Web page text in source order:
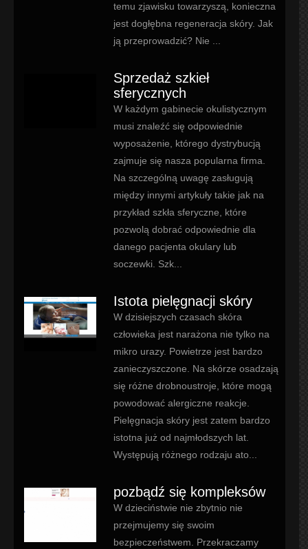
temu zjawisku towarzyszą, konieczna
jest dogłębna regeneracja skóry. Jak
ją przeprowadzić? Nie ...
Sprzedaż szkieł
sferycznych
W każdym gabinecie okulistycznym
musi znaleźć się odpowiednie
wyposażenie, którego dystrybucją
zajmuje się nasza popularna firma.
Na szczególną uwagę zasługują
między innymi artykuły takie jak na
przykład szkła sferyczne, które
pozwolą dobrać odpowiednie dla
danego pacjenta okulary lub
soczewki. Szk...
Istota pielęgnacji skóry
W dzisiejszych czasach skóra
człowieka jest narażona nie tylko na
mikro urazy. Powietrze jest bardzo
zanieczyszczone. Na skórze osadzają
się różne drobnoustroje, które mogą
powodować alergiczne reakcje.
Pielęgnacja skóry jest zatem bardzo
istotna już od najmłodszych lat.
Występują różnego rodzaju ato...
pozbądź się kompleksów
W dzieciństwie nie zbytnio nie
przejmujemy się swoim
bezpieczeństwem. Przekraczamy